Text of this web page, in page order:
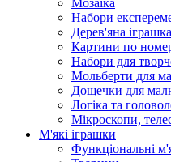
Мозаїка
Набори
Дерев'яна іграшка
Картини по
Набори для
Мольберти для
Дощечки для
Логіка та
Мікроскопи,
М'які іграшки
Функціональні